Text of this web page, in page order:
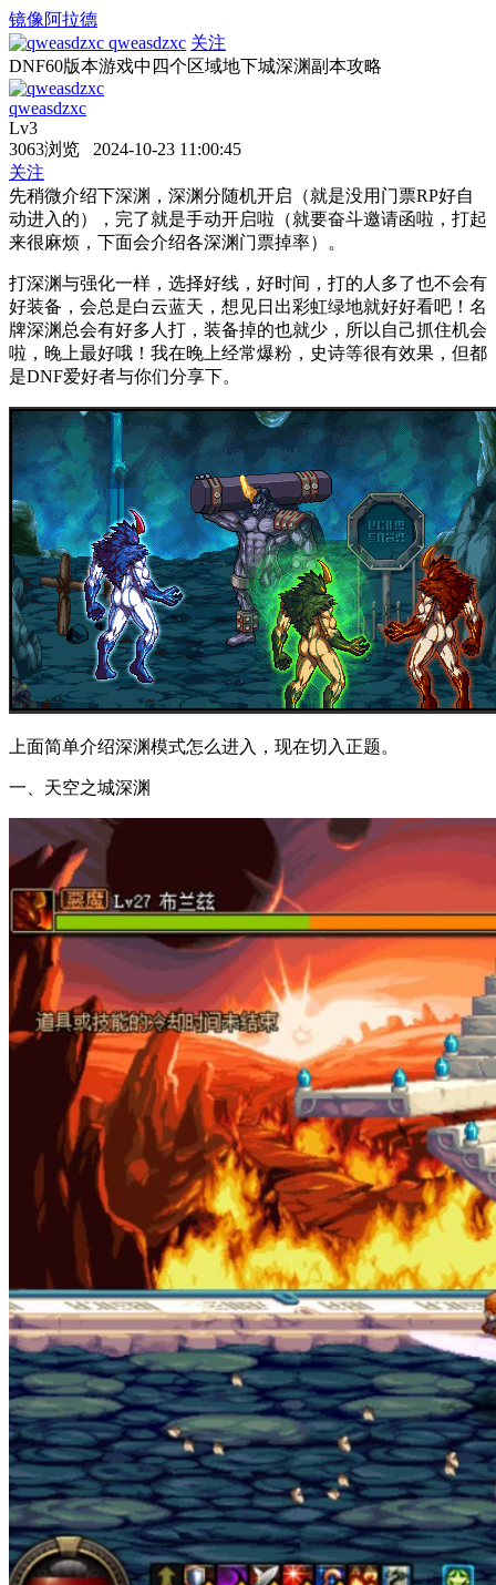
镜像阿拉德
qweasdzxc 关注
DNF60版本游戏中四个区域地下城深渊副本攻略
qweasdzxc
Lv3
3063浏览 2024-10-23 11:00:45
关注
先稍微介绍下深渊，深渊分随机开启（就是没用门票RP好自
动进入的），完了就是手动开启啦（就要奋斗邀请函啦，打起
来很麻烦，下面会介绍各深渊门票掉率）。
打深渊与强化一样，选择好线，好时间，打的人多了也不会有
好装备，会总是白云蓝天，想见日出彩虹绿地就好好看吧！名
牌深渊总会有好多人打，装备掉的也就少，所以自己抓住机会
啦，晚上最好哦！我在晚上经常爆粉，史诗等很有效果，但都
是DNF爱好者与你们分享下。
上面简单介绍深渊模式怎么进入，现在切入正题。
一、天空之城深渊